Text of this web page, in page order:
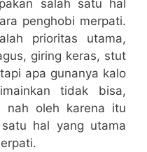
salah satu hal
penghobi merpati.
prioritas utama,
giring keras, stut
apa gunanya kalo
tidak bisa,
nah oleh karena itu
hal yang utama